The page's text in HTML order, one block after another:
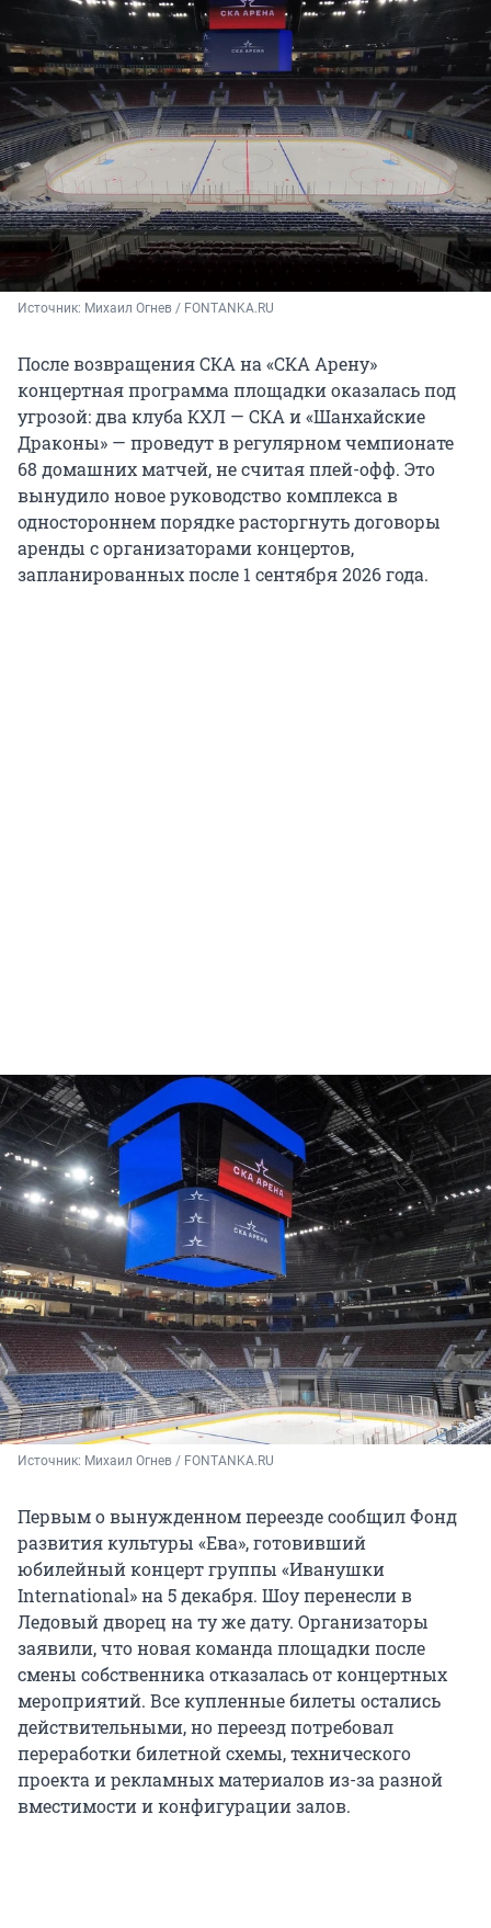
Источник: Михаил Огнев / FONTANKA.RU
После возвращения СКА на «СКА Арену»
концертная программа площадки оказалась под
угрозой: два клуба КХЛ — СКА и «Шанхайские
Драконы» — проведут в регулярном чемпионате
68 домашних матчей, не считая плей-офф. Это
вынудило новое руководство комплекса в
одностороннем порядке расторгнуть договоры
аренды с организаторами концертов,
запланированных после 1 сентября 2026 года.
Источник: Михаил Огнев / FONTANKA.RU
Первым о вынужденном переезде сообщил Фонд
развития культуры «Ева», готовивший
юбилейный концерт группы «Иванушки
International» на 5 декабря. Шоу перенесли в
Ледовый дворец на ту же дату. Организаторы
заявили, что новая команда площадки после
смены собственника отказалась от концертных
мероприятий. Все купленные билеты остались
действительными, но переезд потребовал
переработки билетной схемы, технического
проекта и рекламных материалов из-за разной
вместимости и конфигурации залов.